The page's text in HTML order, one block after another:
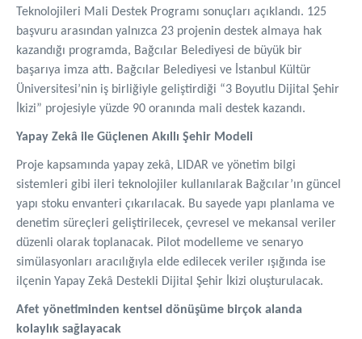
Teknolojileri Mali Destek Programı sonuçları açıklandı. 125
başvuru arasından yalnızca 23 projenin destek almaya hak
kazandığı programda, Bağcılar Belediyesi de büyük bir
başarıya imza attı. Bağcılar Belediyesi ve İstanbul Kültür
Üniversitesi’nin iş birliğiyle geliştirdiği “3 Boyutlu Dijital Şehir
İkizi” projesiyle yüzde 90 oranında mali destek kazandı.
Yapay Zekâ ile Güçlenen Akıllı Şehir Modeli
Proje kapsamında yapay zekâ, LIDAR ve yönetim bilgi
sistemleri gibi ileri teknolojiler kullanılarak Bağcılar’ın güncel
yapı stoku envanteri çıkarılacak. Bu sayede yapı planlama ve
denetim süreçleri geliştirilecek, çevresel ve mekansal veriler
düzenli olarak toplanacak. Pilot modelleme ve senaryo
simülasyonları aracılığıyla elde edilecek veriler ışığında ise
ilçenin Yapay Zekâ Destekli Dijital Şehir İkizi oluşturulacak.
Afet yönetiminden kentsel dönüşüme birçok alanda
kolaylık sağlayacak